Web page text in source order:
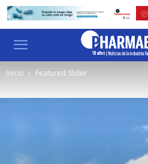
Inicio Featured Slider